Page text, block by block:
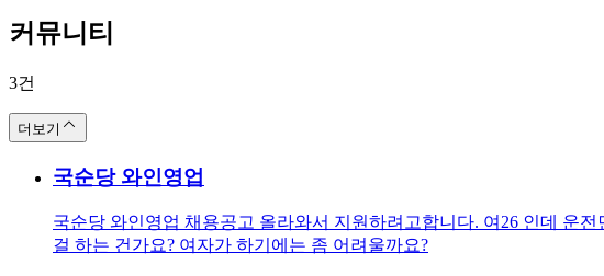
국순당 의 통합 검색 결과
커뮤니티
3건
더보기
국순당와인영업
국순당 와인영업 채용공고 올라와서 지원하려고합니다. 여26 인데 운
걸 하는 건가요? 여자가 하기에는 좀 어려울까요?